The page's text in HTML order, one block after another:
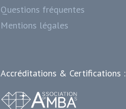
Questions fréquentes
Mentions légales
Accréditations & Certifications :